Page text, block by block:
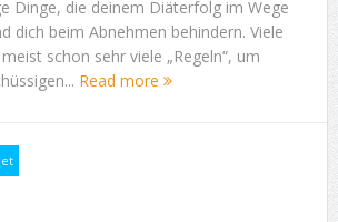
Dinge, die deinem Diäterfolg im Wege
dich beim Abnehmen behindern. Viele
schon sehr viele „Regeln“, um
Read more